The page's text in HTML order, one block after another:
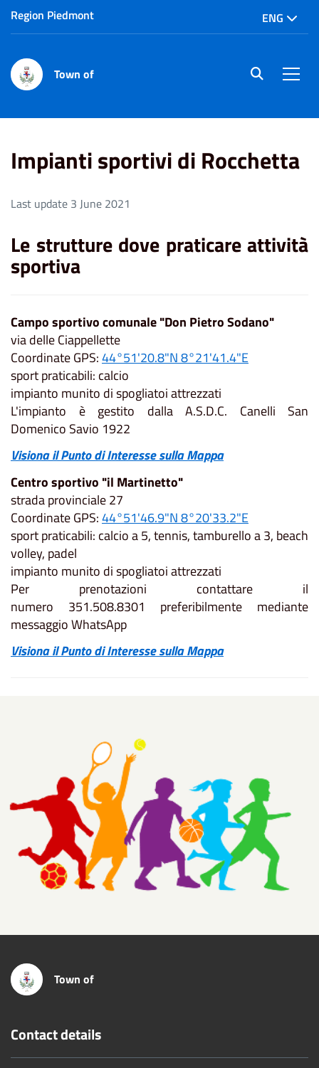
Region Piedmont ENG
Town of site.searc
Impianti sportivi di Rocchetta
Last update 3 June 2021
Le strutture dove praticare attività
sportiva
Campo sportivo comunale "Don Pietro Sodano"
via delle Ciappellette
Coordinate GPS:44°51'20.8"N 8°21'41.4"E
sport praticabili: calcio
impianto munito di spogliatoi attrezzati
L'impianto è gestito dalla A.S.D.C. Canelli San
Domenico Savio 1922
Visiona il Punto di Interesse sulla Mappa
Centro sportivo "il Martinetto"
strada provinciale 27
Coordinate GPS:44°51'46.9"N 8°20'33.2"E
sport praticabili: calcio a 5, tennis, tamburello a 3, beach
volley, padel
impianto munito di spogliatoi attrezzati
Per prenotazioni contattare il
numero 351.508.8301 preferibilmente mediante
messaggio WhatsApp
Visiona il Punto di Interesse sulla Mappa
Town of
Contact details